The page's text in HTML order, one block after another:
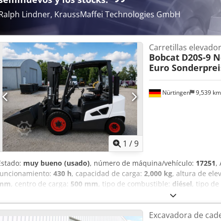
Lindner, KraussMaffei Technologies GmbH
1 /9
Nürtingen 9,539 km
Carretillas
Bobcat D20S-9
Euro
muy bueno (usado), número de máquina/vehículo: 17251,
430 h, capacidad de carga: 2,000 kg, altura de
, centro de carga: 500 mm, tipo de combustible: diésel, tipo de
, tamaño del
trasero:6.50-10, peso total:4,053 kg, 5215420 Chedpfx
Excavadora de